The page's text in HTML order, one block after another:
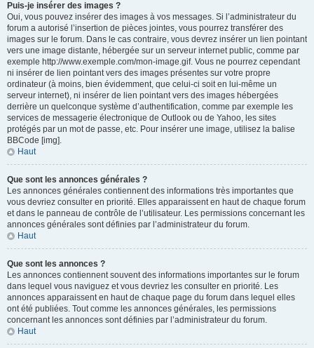
Puis-je insérer des images ?
Oui, vous pouvez insérer des images à vos messages. Si l’administrateur du
forum a autorisé l’insertion de pièces jointes, vous pourrez transférer des
images sur le forum. Dans le cas contraire, vous devrez insérer un lien pointant
vers une image distante, hébergée sur un serveur internet public, comme par
exemple http://www.exemple.com/mon-image.gif. Vous ne pourrez cependant
ni insérer de lien pointant vers des images présentes sur votre propre
ordinateur (à moins, bien évidemment, que celui-ci soit en lui-même un
serveur internet), ni insérer de lien pointant vers des images hébergées
derrière un quelconque système d’authentification, comme par exemple les
services de messagerie électronique de Outlook ou de Yahoo, les sites
protégés par un mot de passe, etc. Pour insérer une image, utilisez la balise
BBCode [img].
Haut
Que sont les annonces générales ?
Les annonces générales contiennent des informations très importantes que
vous devriez consulter en priorité. Elles apparaissent en haut de chaque forum
et dans le panneau de contrôle de l’utilisateur. Les permissions concernant les
annonces générales sont définies par l’administrateur du forum.
Haut
Que sont les annonces ?
Les annonces contiennent souvent des informations importantes sur le forum
dans lequel vous naviguez et vous devriez les consulter en priorité. Les
annonces apparaissent en haut de chaque page du forum dans lequel elles
ont été publiées. Tout comme les annonces générales, les permissions
concernant les annonces sont définies par l’administrateur du forum.
Haut